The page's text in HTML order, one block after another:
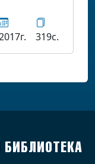
319с.
БИБЛИОТЕКА